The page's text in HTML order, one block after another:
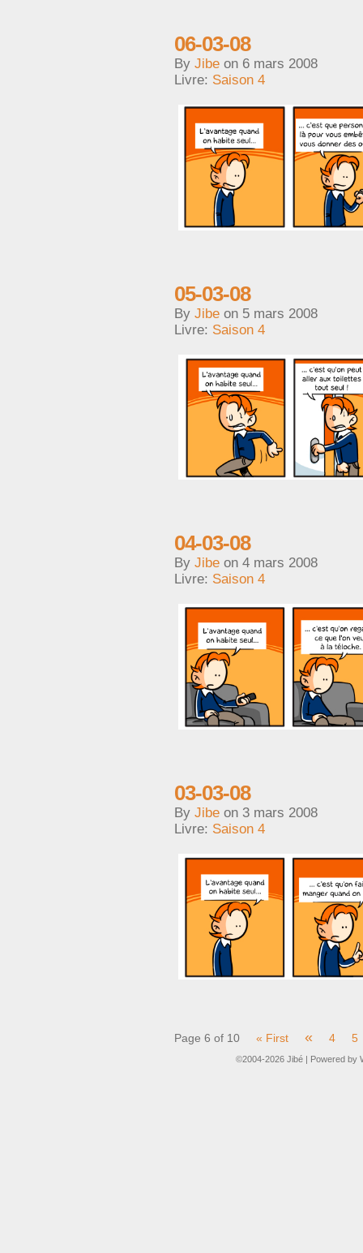
06-03-08
By Jibe on 6 mars 2008
Livre: Saison 4
05-03-08
By Jibe on 5 mars 2008
Livre: Saison 4
04-03-08
By Jibe on 4 mars 2008
Livre: Saison 4
03-03-08
By Jibe on 3 mars 2008
Livre: Saison 4
Page 6 of 10 « First « 4 5
©2004-2026 Jibé | Powered by